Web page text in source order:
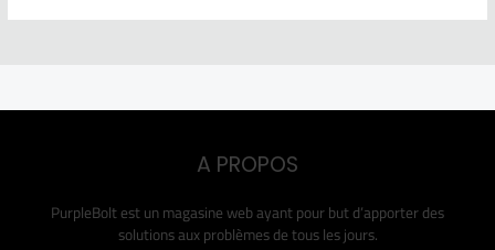
A PROPOS
PurpleBolt est un magasine web ayant pour but d’apporter des
solutions aux problèmes de tous les jours.